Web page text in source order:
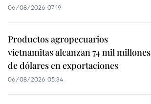
06/08/2026 07:19
Productos agropecuarios
vietnamitas alcanzan 74 mil millones
de dólares en exportaciones
06/08/2026 05:34